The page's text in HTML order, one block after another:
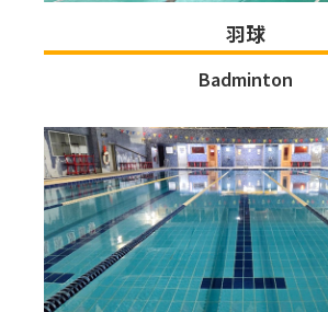
羽球
Badminton